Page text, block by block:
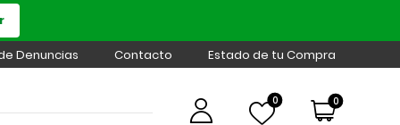
Denuncias Contacto Estado de tu Compra
0 0